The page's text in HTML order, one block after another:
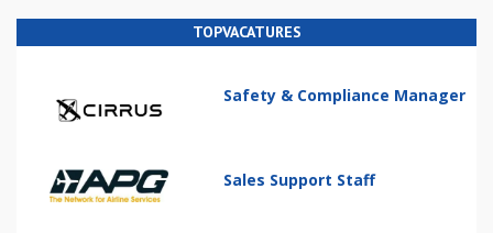
TOPVACATURES
Safety & Compliance Manager
Sales Support Staff